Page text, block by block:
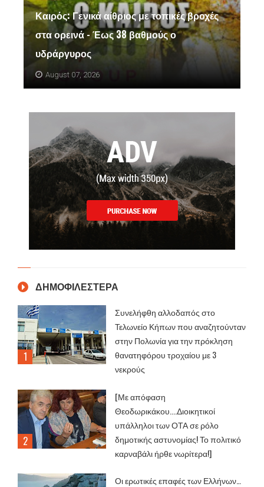
Καιρός: Γενικά αίθριος με τοπικές βροχές
στα ορεινά - Έως 38 βαθμούς ο
υδράργυρος
August 07, 2026
ΔΗΜΟΦΙΛΕΣΤΕΡΑ
Συνελήφθη αλλοδαπός στο
Τελωνείο Κήπων που αναζητούνταν
στην Πολωνία για την πρόκληση
θανατηφόρου τροχαίου με 3
νεκρούς
[Με απόφαση
Θεοδωρικάκου....Διοικητικοί
υπάλληλοι των ΟΤΑ σε ρόλο
δημοτικής αστυνομίας! Το πολιτικό
καρναβάλι ήρθε νωρίτερα!]
Οι ερωτικές επαφές των Ελλήνων…